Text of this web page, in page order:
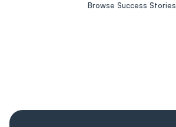
Browse Success Stories